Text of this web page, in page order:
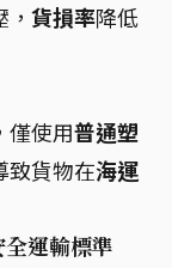
貨損率降低
僅使用普通塑
致貨物在海運
運輸標準